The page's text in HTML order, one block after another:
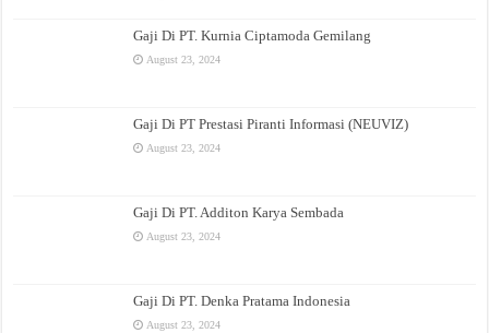
Gaji Di PT. Kurnia Ciptamoda Gemilang
August 23, 2024
Gaji Di PT Prestasi Piranti Informasi (NEUVIZ)
August 23, 2024
Gaji Di PT. Additon Karya Sembada
August 23, 2024
Gaji Di PT. Denka Pratama Indonesia
August 23, 2024